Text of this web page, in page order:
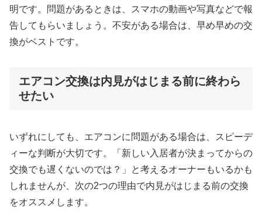
明です。問題があるときは、スマホの動画や写真などで報
告してもらいましょう。不安がある場合は、早め早めの交
換がベストです。
エアコン交換は内見がはじまる前に終わら
せたい
いずれにしても、エアコンに問題がある場合は、スピーデ
ィーな判断が大切です。「新しい入居者が決まってからの
交換でも遅くないのでは？」と考えるオーナーもいるかも
しれませんが、次の2つの理由で内見がはじまる前の交換
をオススメします。